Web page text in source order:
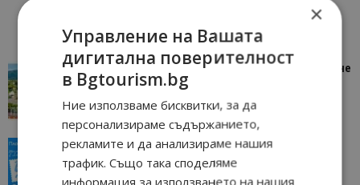
“Пощенска картичка от…”: Петрич – Изживяване
отвъд очакваното
Петрич 11/07/2026 11:22
“Пощенска картичка от…”: Пловдив, градът на
всички времена
Пловдив 23/06/2026 10:00
×
Управление на Вашата
дигитална поверителност
в Bgtourism.bg
Ние използваме бисквитки, за да
персонализираме съдържанието,
рекламите и да анализираме нашия
трафик. Също така споделяме
информация за използването на нашия